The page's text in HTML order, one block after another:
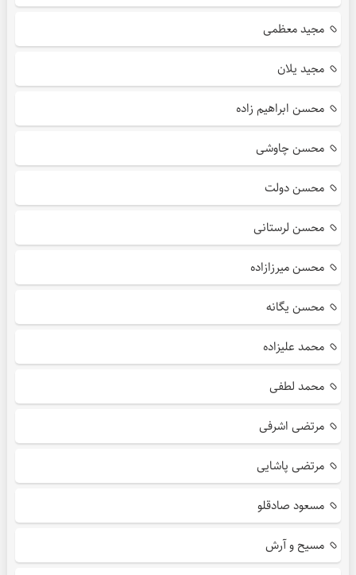
مجید معظمی
مجید یلان
محسن ابراهیم زاده
محسن چاوشی
محسن دولت
محسن لرستانی
محسن میرزازاده
محسن یگانه
محمد علیزاده
محمد لطفی
مرتضی اشرفی
مرتضی پاشایی
مسعود صادقلو
مسیح و آرش